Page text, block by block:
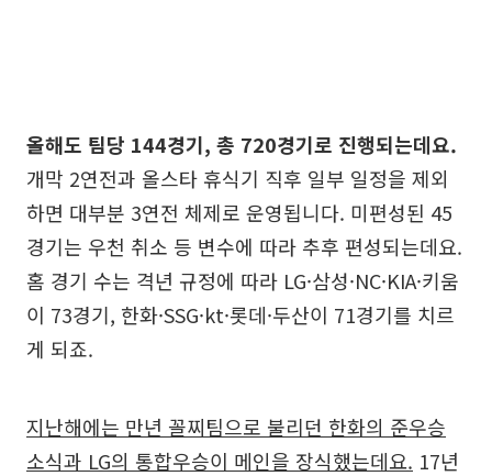
올해도 팀당 144경기, 총 720경기로 진행되는데요.
개막 2연전과 올스타 휴식기 직후 일부 일정을 제외
하면 대부분 3연전 체제로 운영됩니다. 미편성된 45
경기는 우천 취소 등 변수에 따라 추후 편성되는데요.
홈 경기 수는 격년 규정에 따라 LG·삼성·NC·KIA·키움
이 73경기, 한화·SSG·kt·롯데·두산이 71경기를 치르
게 되죠.
지난해에는 만년 꼴찌팀으로 불리던 한화의 준우승
소식과 LG의 통합우승이 메인을 장식했는데요. 17년